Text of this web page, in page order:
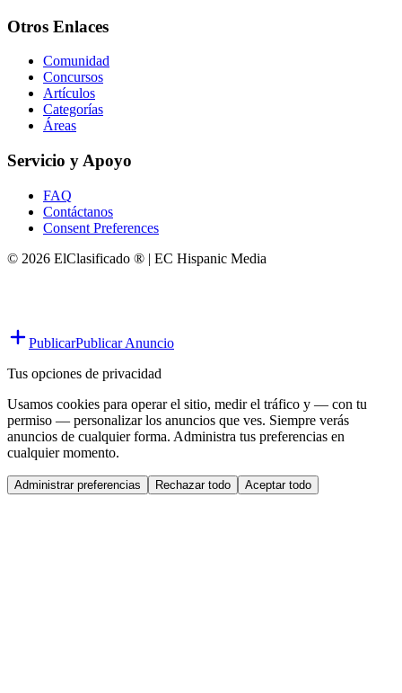
Otros Enlaces
Comunidad
Concursos
Artículos
Categorías
Áreas
Servicio y Apoyo
FAQ
Contáctanos
Consent Preferences
© 2026 ElClasificado ® | EC Hispanic Media
PublicarPublicar Anuncio
Tus opciones de privacidad
Usamos cookies para operar el sitio, medir el tráfico y — con tu
permiso — personalizar los anuncios que ves. Siempre verás
anuncios de cualquier forma. Administra tus preferencias en
cualquier momento.
Administrar preferencias Rechazar todo Aceptar todo